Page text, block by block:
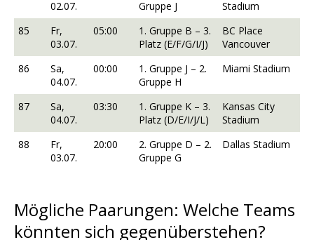
02.07. Gruppe J
Stadium
85
Fr,
03.07.
05:00
1. Gruppe B – 3.
Platz (E/F/G/I/J)
BC Place
Vancouver
86
Sa,
04.07.
00:00
1. Gruppe J – 2.
Gruppe H
Miami Stadium
87
Sa,
04.07.
03:30
1. Gruppe K – 3.
Platz (D/E/I/J/L)
Kansas City
Stadium
88
Fr,
03.07.
20:00
2. Gruppe D – 2.
Gruppe G
Dallas Stadium
Mögliche Paarungen: Welche Teams
könnten sich gegenüberstehen?